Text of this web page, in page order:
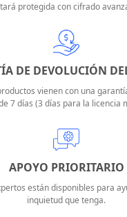
protegida con cifrado
DE DEVOLUCIÓN
vienen con una
7 días (3 días para la licencia
APOYO PRIORITARIO
están disponibles para
inquietud que tenga.